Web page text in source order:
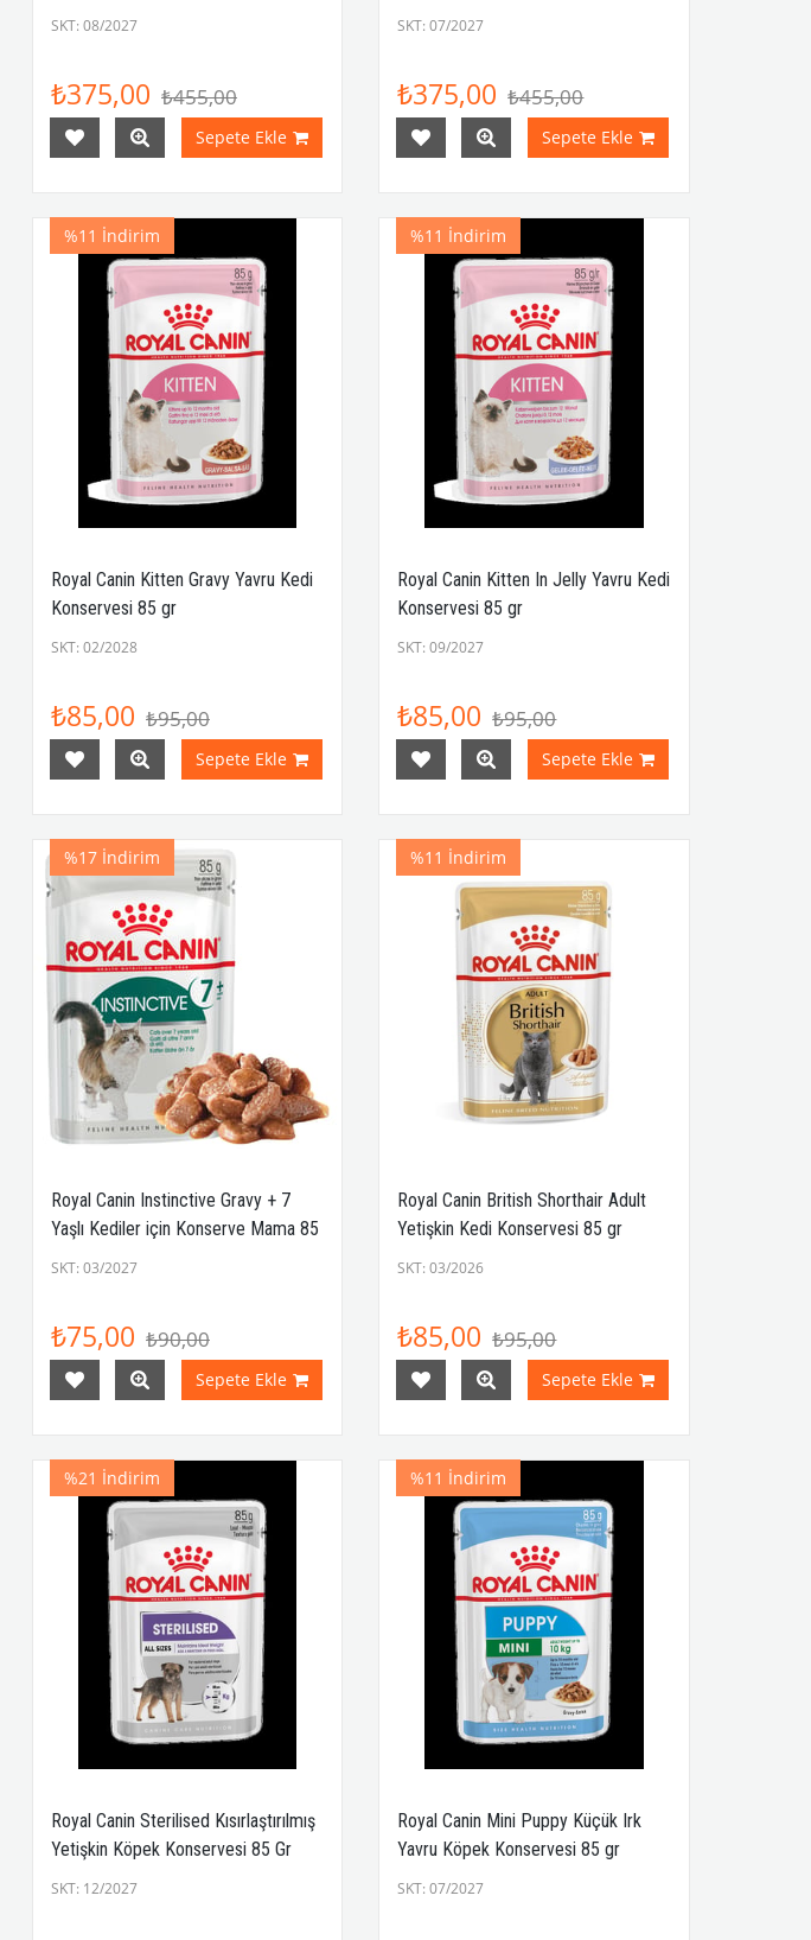
Mama 400 gr
SKT: 08/2027
₺375,00 ₺455,00
Sepete Ekle
SKT: 07/2027
₺375,00 ₺455,00
Sepete Ekle
Royal Canin Kitten Gravy Yavru Kedi
Konservesi 85 gr
SKT: 02/2028
₺85,00 ₺95,00
Sepete Ekle
%11 İndirim
Royal Canin Kitten In Jelly Yavru Kedi
Konservesi 85 gr
SKT: 09/2027
₺85,00 ₺95,00
Sepete Ekle
%11 İndirim
Royal Canin Instinctive Gravy + 7
Yaşlı Kediler için Konserve Mama 85
Gr
SKT: 03/2027
₺75,00 ₺90,00
Sepete Ekle
%17 İndirim
Royal Canin British Shorthair Adult
Yetişkin Kedi Konservesi 85 gr
SKT: 03/2026
₺85,00 ₺95,00
Sepete Ekle
%11 İndirim
Royal Canin Sterilised Kısırlaştırılmış
Yetişkin Köpek Konservesi 85 Gr
SKT: 12/2027
%21 İndirim
Royal Canin Mini Puppy Küçük Irk
Yavru Köpek Konservesi 85 gr
SKT: 07/2027
%11 İndirim